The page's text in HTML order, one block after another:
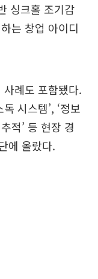
싱크홀 조기감
는 창업 아이디
례도 포함됐다.
시스템’, ‘정보
적’ 등 현장 경
에 올랐다.